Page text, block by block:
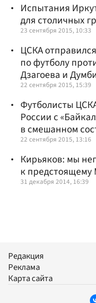
Испытания
для столичных
23 сентября 2015, 10:33
ЦСКА
по футболу
Дзагоева и
22 сентября 2015, 15:39
Футболисты
России с
в смешанном
22 сентября 2015, 13:16
Кирьяков: мы
к
31 декабря 2014, 16:39
Редакция
Реклама
Карта сайта